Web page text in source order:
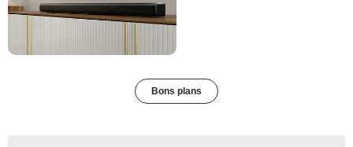
Bons plans